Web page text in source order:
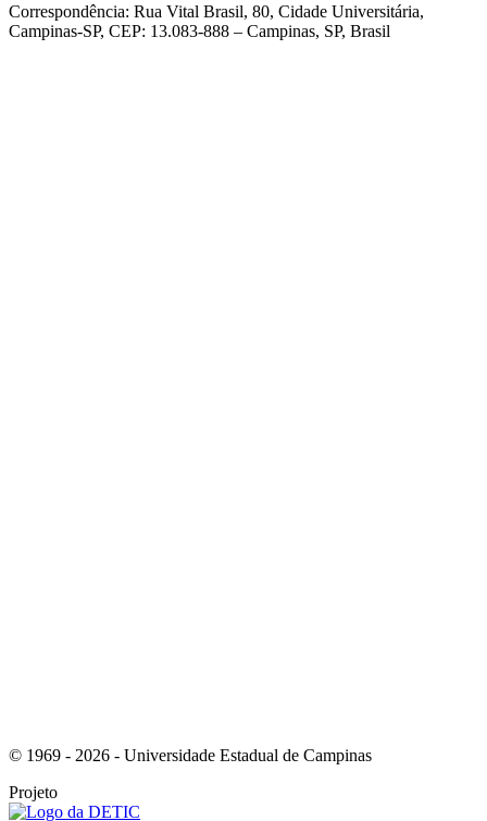
Correspondência: Rua Vital Brasil, 80, Cidade Universitária,
Campinas-SP, CEP: 13.083-888 – Campinas, SP, Brasil
© 1969 - 2026 - Universidade Estadual de Campinas
Projeto